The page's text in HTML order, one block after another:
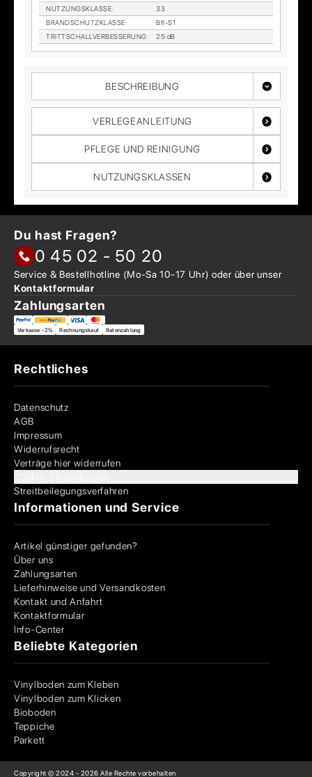
NUT­ZUNGS­KLAS­SE:
33
BRAND­SCHUTZ­KLAS­SE:
Bfl-S1
TRITT­SCHALL­VER­BES­SE­RUNG: 25 dB
BESCHREIBUNG
VERLEGEANLEITUNG
PFLEGE UND REINIGUNG
NUTZUNGSKLASSEN
Du hast Fragen?
0 45 02 - 50 20
Service & Bestellhotline (Mo-Sa 10-17 Uhr) oder überunser
Kontaktformular
Zahlungsarten
Vorkasse -2% Rechnungskauf Ratenzahlung
Rechtliches
Datenschutz
AGB
Impressum
Widerrufsrecht
Verträge hier widerrufen
Streitbeilegungsverfahren
Informationen und Service
Artikel günstiger gefunden?
Über uns
Zahlungsarten
Lieferhinweise und Versandkosten
Kontakt und Anfahrt
Kontaktformular
Info-Center
Beliebte Kategorien
Vinylboden zum Kleben
Vinylboden zum Klicken
Bioboden
Teppiche
Parkett
Copyright © 2024 - 2026 Alle Rechte vorbehalten